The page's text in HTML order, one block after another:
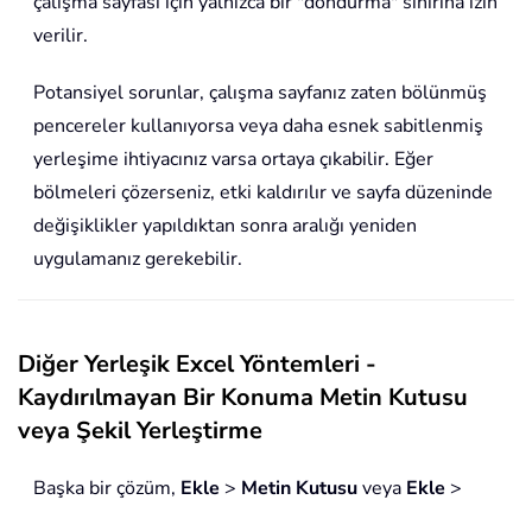
verilir.
Potansiyel sorunlar, çalışma sayfanız zaten bölünmüş
pencereler kullanıyorsa veya daha esnek sabitlenmiş
yerleşime ihtiyacınız varsa ortaya çıkabilir. Eğer
bölmeleri çözerseniz, etki kaldırılır ve sayfa düzeninde
değişiklikler yapıldıktan sonra aralığı yeniden
uygulamanız gerekebilir.
Diğer Yerleşik Excel Yöntemleri -
Kaydırılmayan Bir Konuma Metin Kutusu
veya Şekil Yerleştirme
Başka bir çözüm, Ekle > Metin Kutusuveya Ekle >